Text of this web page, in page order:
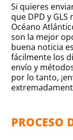
Si quieres
que DPD y
Océano
son la mejor
buena noticia
fácilmente los
envío y
por lo tanto,
PROCESO